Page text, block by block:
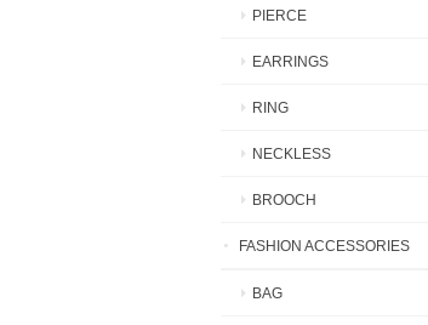
PIERCE
EARRINGS
RING
NECKLESS
BROOCH
FASHION ACCESSORIES
BAG